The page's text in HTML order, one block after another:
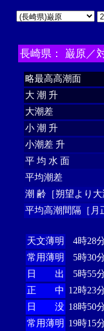
長崎県： 巌原／
略最高高潮面
大 潮 升
大潮差
小 潮 升
小潮差 升
平 均 水 面
平均潮差
潮 齢［朔望より大
平均高潮間隔［月
天文薄明
4時28
常用薄明
5時30
日 出
5時55
正 中 12時23
日 没 18時50
常用薄明 19時15